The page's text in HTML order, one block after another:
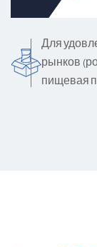
Для
рынков
пищевая